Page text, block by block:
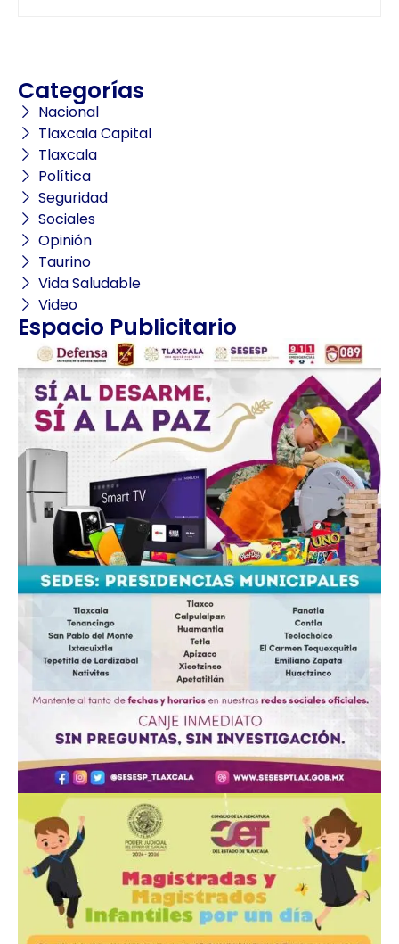
Categorías
Nacional
Tlaxcala Capital
Tlaxcala
Política
Seguridad
Sociales
Opinión
Taurino
Vida Saludable
Video
Espacio Publicitario